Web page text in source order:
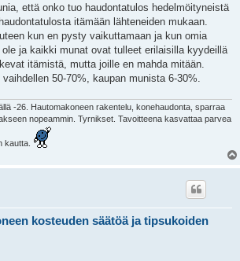
että onko tuo haudontatulos hedelmöityneistä
itämään lähteneiden mukaan.
kun en pysty vaikuttamaan ja kun omia
ja kaikki munat ovat tulleet erilaisilla kyydeillä
itämistä, mutta joille en mahda mitään.
50-70%, kaupan munista 6-30%.
-26. Hautomakoneen rakentelu, konehaudonta, sparraa
nopeammin. Tyrnikset. Tavoitteena kasvattaa parvea
kautta.
kosteuden säätöä ja tipsukoiden